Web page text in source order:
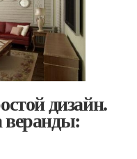
дизайн.
веранды: